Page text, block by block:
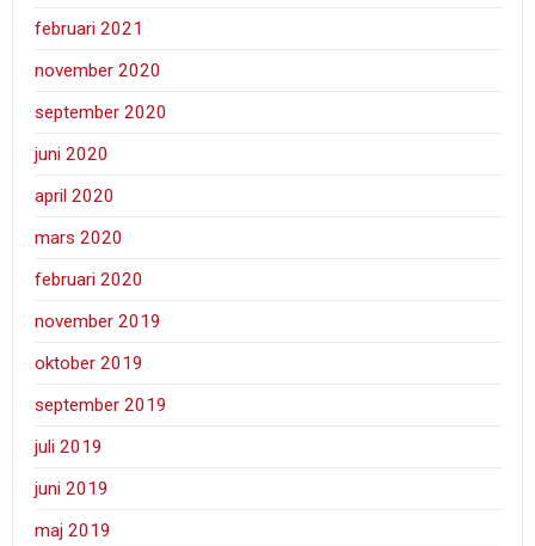
februari 2021
november 2020
september 2020
juni 2020
april 2020
mars 2020
februari 2020
november 2019
oktober 2019
september 2019
juli 2019
juni 2019
maj 2019